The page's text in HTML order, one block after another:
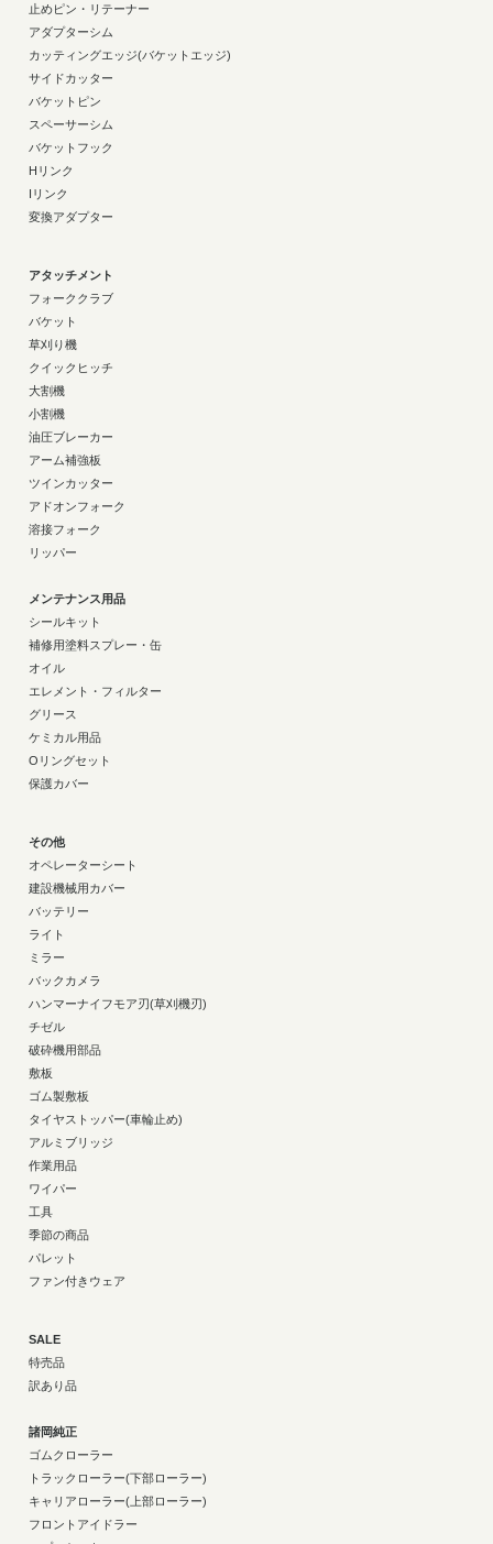
止めピン・リテーナー
アダプターシム
カッティングエッジ(バケットエッジ)
サイドカッター
バケットピン
スペーサーシム
バケットフック
Hリンク
Iリンク
変換アダプター
アタッチメント
フォーククラブ
バケット
草刈り機
クイックヒッチ
大割機
小割機
油圧ブレーカー
アーム補強板
ツインカッター
アドオンフォーク
溶接フォーク
リッパー
メンテナンス用品
シールキット
補修用塗料スプレー・缶
オイル
エレメント・フィルター
グリース
ケミカル用品
Oリングセット
保護カバー
その他
オペレーターシート
建設機械用カバー
バッテリー
ライト
ミラー
バックカメラ
ハンマーナイフモア刃(草刈機刃)
チゼル
破砕機用部品
敷板
ゴム製敷板
タイヤストッパー(車輪止め)
アルミブリッジ
作業用品
ワイパー
工具
季節の商品
パレット
ファン付きウェア
SALE
特売品
訳あり品
諸岡純正
ゴムクローラー
トラックローラー(下部ローラー)
キャリアローラー(上部ローラー)
フロントアイドラー